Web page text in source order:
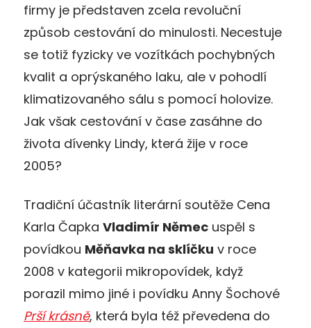
firmy je představen zcela revoluční
způsob cestování do minulosti. Necestuje
se totiž fyzicky ve vozítkách pochybných
kvalit a oprýskaného laku, ale v pohodlí
klimatizovaného sálu s pomocí holovize.
Jak však cestování v čase zasáhne do
života dívenky Lindy, která žije v roce
2005?
Tradiční účastník literární soutěže Cena
Karla Čapka Vladimír Němec uspěl s
povídkou Měňavka na sklíčku v roce
2008 v kategorii mikropovídek, když
porazil mimo jiné i povídku Anny Šochové
Prší krásně, která byla též převedena do